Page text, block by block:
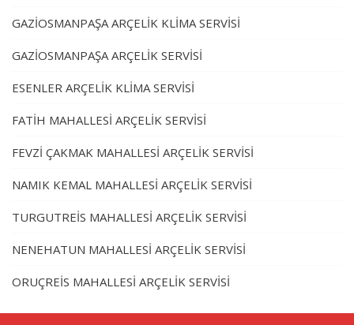
GAZİOSMANPAŞA ARÇELİK KLİMA SERVİSİ
GAZİOSMANPAŞA ARÇELİK SERVİSİ
ESENLER ARÇELİK KLİMA SERVİSİ
FATİH MAHALLESİ ARÇELİK SERVİSİ
FEVZİ ÇAKMAK MAHALLESİ ARÇELİK SERVİSİ
NAMIK KEMAL MAHALLESİ ARÇELİK SERVİSİ
TURGUTREİS MAHALLESİ ARÇELİK SERVİSİ
NENEHATUN MAHALLESİ ARÇELİK SERVİSİ
ORUÇREİS MAHALLESİ ARÇELİK SERVİSİ